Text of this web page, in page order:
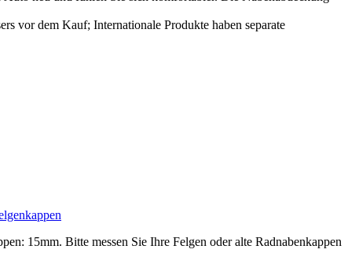
vor dem Kauf; Internationale Produkte haben separate
15mm. Bitte messen Sie Ihre Felgen oder alte Radnabenkappen